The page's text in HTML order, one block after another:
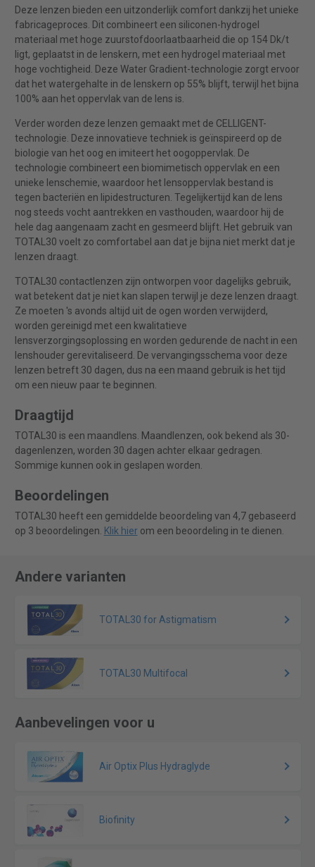
Deze lenzen bieden een uitzonderlijk comfort dankzij het unieke
fabricageproces. Dit combineert een siliconen-hydrogel
materiaal met hoge zuurstofdoorlaatbaarheid die op 154 Dk/t
ligt, geplaatst in de lenskern, met een hydrogel materiaal met
hoge vochtigheid. Deze Water Gradient-technologie zorgt ervoor
dat het watergehalte in de lenskern op 55% blijft, terwijl het bijna
100% aan het oppervlak van de lens is.
Verder worden deze lenzen gemaakt met de CELLIGENT-
technologie. Deze innovatieve techniek is geïnspireerd op de
biologie van het oog en imiteert het oogoppervlak. De
technologie combineert een biomimetisch oppervlak en een
unieke lenschemie, waardoor het lensoppervlak bestand is
tegen bacteriën en lipidestructuren. Tegelijkertijd kan de lens
nog steeds vocht aantrekken en vasthouden, waardoor hij de
hele dag aangenaam zacht en gesmeerd blijft. Het gebruik van
TOTAL30 voelt zo comfortabel aan dat je bijna niet merkt dat je
lenzen draagt.
TOTAL30 contactlenzen zijn ontworpen voor dagelijks gebruik,
wat betekent dat je niet kan slapen terwijl je deze lenzen draagt.
Ze moeten 's avonds altijd uit de ogen worden verwijderd,
worden gereinigd met een kwalitatieve
lensverzorgingsoplossing en worden gedurende de nacht in een
lenshouder gerevitaliseerd. De vervangingsschema voor deze
lenzen betreft 30 dagen, dus na een maand gebruik is het tijd
om een nieuw paar te beginnen.
Draagtijd
TOTAL30 is een maandlens. Maandlenzen, ook bekend als 30-
dagenlenzen, worden 30 dagen achter elkaar gedragen.
Sommige kunnen ook in geslapen worden.
Beoordelingen
TOTAL30 heeft een gemiddelde beoordeling van 4,7 gebaseerd
op 3 beoordelingen. Klik hierom een beoordeling in te dienen.
Andere varianten
TOTAL30 for Astigmatism
TOTAL30 Multifocal
Aanbevelingen voor u
Air Optix Plus Hydraglyde
Biofinity